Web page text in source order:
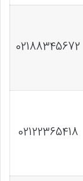
02188345672
02122365418